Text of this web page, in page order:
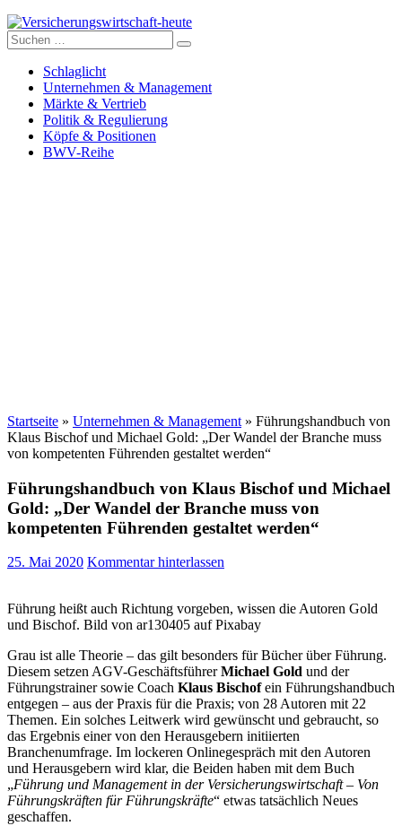
Versicherungswirtschaft-heute
Suche
nach:
Schlaglicht
Unternehmen & Management
Märkte & Vertrieb
Politik & Regulierung
Köpfe & Positionen
BWV-Reihe
Startseite » Unternehmen & Management » Führungshandbuch von
Klaus Bischof und Michael Gold: „Der Wandel der Branche muss
von kompetenten Führenden gestaltet werden“
Führungshandbuch von Klaus Bischof und Michael
Gold: „Der Wandel der Branche muss von
kompetenten Führenden gestaltet werden“
25. Mai 2020 Kommentar hinterlassen
Führung heißt auch Richtung vorgeben, wissen die Autoren Gold
und Bischof. Bild von ar130405 auf Pixabay
Grau ist alle Theorie – das gilt besonders für Bücher über Führung.
Diesem setzen AGV-GeschäftsführerMichael Gold und der
Führungstrainer sowie Coach Klaus Bischofein Führungshandbuch
entgegen – aus der Praxis für die Praxis; von 28 Autoren mit 22
Themen. Ein solches Leitwerk wird gewünscht und gebraucht, so
das Ergebnis einer von den Herausgebern initiierten
Branchenumfrage. Im lockeren Onlinegespräch mit den Autoren
und Herausgebern wird klar, die Beiden haben mit dem Buch
„Führung und Management in der Versicherungswirtschaft – Von
Führungskräften für Führungskräfte“ etwas tatsächlich Neues
geschaffen.